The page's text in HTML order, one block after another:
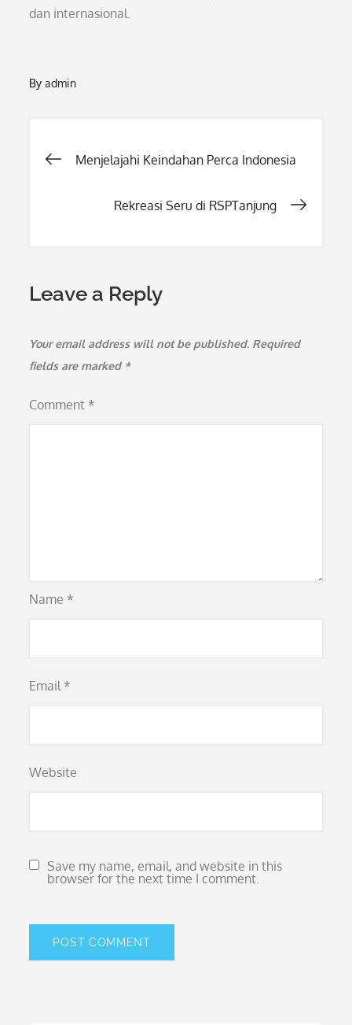
dan internasional.
Byadmin
Post
navigation
Menjelajahi Keindahan Perca Indonesia
Rekreasi Seru di RSPTanjung
Leave a Reply
Your email address will not be published. Required
fields are marked *
Comment *
Name *
Email *
Website
Save my name, email, and website in this
browser for the next time I comment.